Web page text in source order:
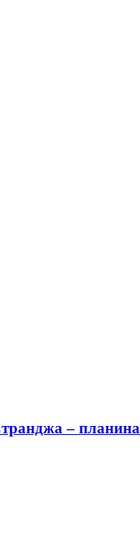
– планина